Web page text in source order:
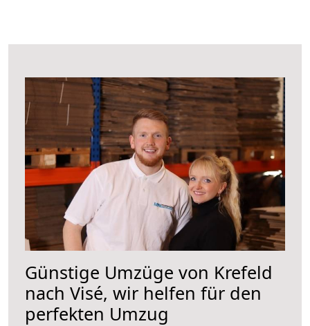
Günstige Umzüge von Krefeld
nach Visé, wir helfen für den
perfekten Umzug